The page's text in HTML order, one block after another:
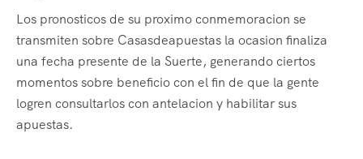
Los pronosticos de su proximo conmemoracion se
transmiten sobre Casasdeapuestas la ocasion finaliza
una fecha presente de la Suerte, generando ciertos
momentos sobre beneficio con el fin de que la gente
logren consultarlos con antelacion y habilitar sus
apuestas.